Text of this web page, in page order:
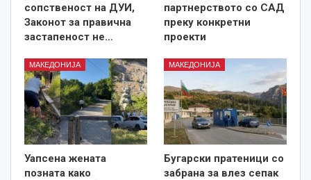
сопственост на ДУИ,
Законот за правична
застапеност не…
партнерството со САД
преку конкретни
проекти
МАКЕДОНИЈА
Уапсена жената
позната како
МАКЕДОНИЈА
Бугарски пратеници со
забрана за влез сепак